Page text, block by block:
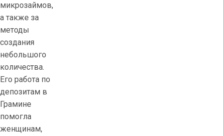
микрозаймов,
а также за
методы
создания
небольшого
количества.
Его работа по
депозитам в
Грамине
помогла
женщинам,